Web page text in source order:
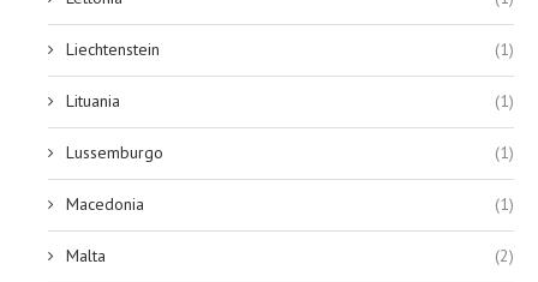
Liechtenstein (1)
Lituania (1)
Lussemburgo (1)
Macedonia (1)
Malta (2)